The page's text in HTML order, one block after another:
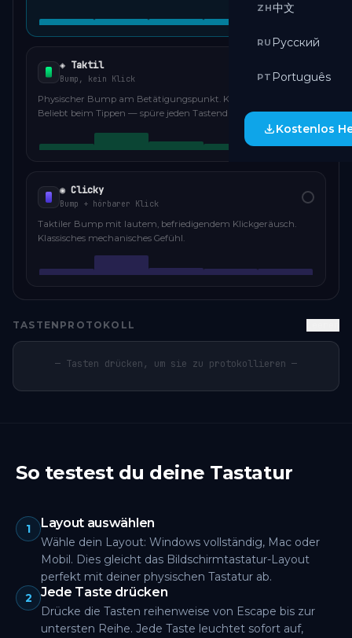
ZH中文
RU Русский
PT Português
Kostenlos
◈ Taktil
Bump, kein Klick
Physischer Bump am Betätigungspunkt. Kein hörbarer Klick.
Beliebt beim Tippen — spüre jeden Tastendruck.
◉ Clicky
Bump + hörbarer Klick
Taktiler Bump mit lautem, befriedigendem Klickgeräusch.
Klassisches mechanisches Gefühl.
TASTENPROTOKOLL
— Tasten drücken, um sie zu protokollieren —
So testest du deine Tastatur
1 Layout auswählen
Wähle dein Layout: Windows vollständig, Mac oder
Mobil. Dies gleicht das Bildschirmtastatur-Layout
perfekt mit deiner physischen Tastatur ab.
2
Jede Taste drücken
Drücke die Tasten reihenweise von Escape bis zur
untersten Reihe. Jede Taste leuchtet sofort auf,